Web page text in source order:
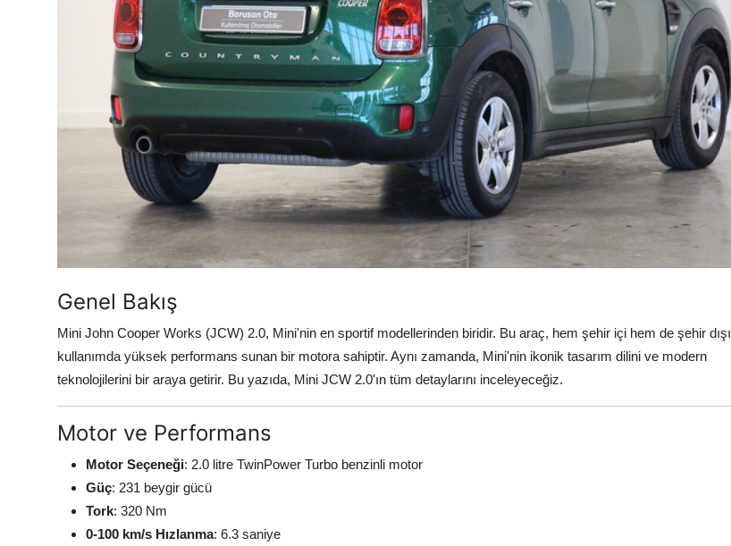
Genel Bakış
Mini John Cooper Works (JCW) 2.0, Mini'nin en sportif modellerinden biridir. Bu araç, hem şehir içi hem de şehir dışı
kullanımda yüksek performans sunan bir motora sahiptir. Aynı zamanda, Mini'nin ikonik tasarım dilini ve modern
teknolojilerini bir araya getirir. Bu yazıda, Mini JCW 2.0'ın tüm detaylarını inceleyeceğiz.
Motor ve Performans
Motor Seçeneği: 2.0 litre TwinPower Turbo benzinli motor
Güç: 231 beygir gücü
Tork: 320 Nm
0-100 km/s Hızlanma: 6.3 saniye